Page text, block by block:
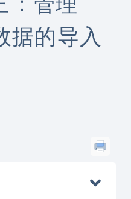
据的导入